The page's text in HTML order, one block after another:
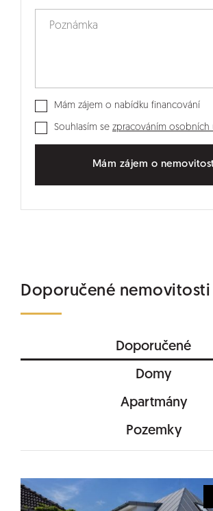
Mám zájem o nabídku financování
Souhlasím se zpracováním osobních
Mám zájem o
Doporučené nemovitosti
Doporučené
Domy
Apartmány
Pozemky